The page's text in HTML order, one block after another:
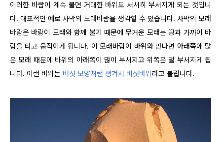
이러한 바람이 계속 불면 거대한 바위도 서서히 부서지게 되는 것입니
다. 대표적인 예로 사막의 모래바람을 생각할 수 있습니다. 사막의 모래
바람은 바람이 모래와 함께 불기 때문에 무거운 모래는 땅과 가까이 바
람을 타고 움직이게 됩니다. 이 모래바람이 바위와 만나면 아래쪽에 많
은 모래 때문에 바위의 아래쪽이 많이 부서지고 위쪽은 덜 부서지게 됩
니다. 이런 바위는 버섯 모양처럼 생겨서 버섯바위 라고 불립니다.